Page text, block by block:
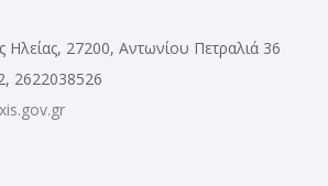
27200, Αντωνίου Πετραλιά 36
2622038526